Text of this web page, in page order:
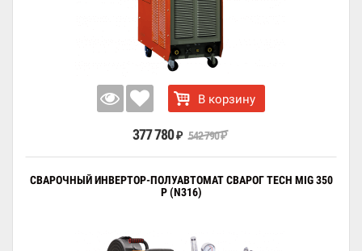
В корзину
377 780 ₽ 542 790₽
СВАРОЧНЫЙ ИНВЕРТОР-ПОЛУАВТОМАТ СВАРОГ TECH MIG 350
P (N316)